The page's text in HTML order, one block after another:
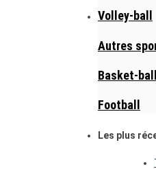
Volley-ball
Autres
Basket-ball
Football
Les plus